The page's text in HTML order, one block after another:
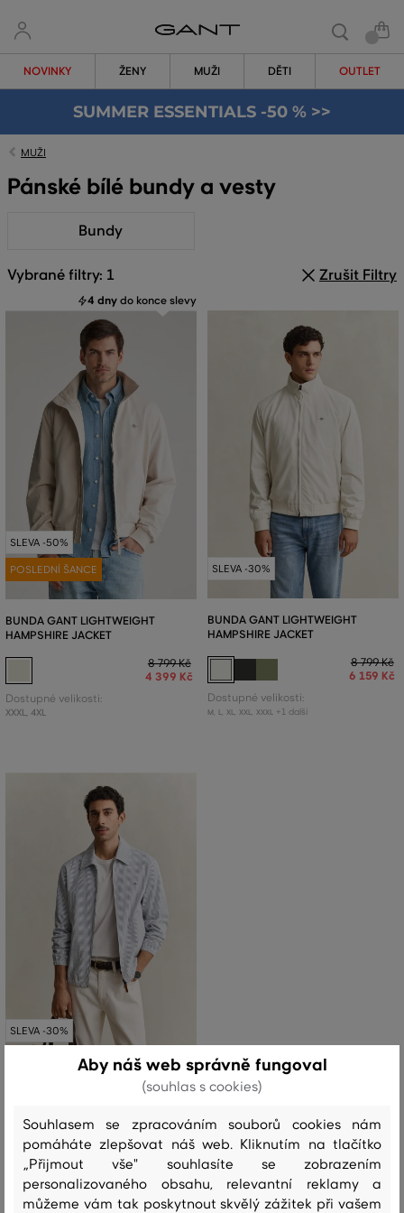
NOVINKY ŽENY MUŽI DĚTI OUTLET
SUMMER ESSENTIALS -50 % >>
MUŽI
Pánské bílé bundy a vesty
Bundy
Vybrané filtry: 1 Zrušit Filtry
4 dny do konce slevy
SLEVA -50%
POSLEDNÍ ŠANCE
BUNDA GANT LIGHTWEIGHT
HAMPSHIRE JACKET
8 799 Kč
4 399 Kč
Dostupné velikosti:
XXXL, 4XL
SLEVA -30%
BUNDA GANT LIGHTWEIGHT
HAMPSHIRE JACKET
8 799 Kč
6 159 Kč
Dostupné velikosti:
M L XL XXL XXXL +1 další
SLEVA -30%
BUNDA GANT SEERSUCKER
7 599 Kč
5 319 Kč
Dostupné velikosti:
XL XXL
Aby náš web správně fungoval
(souhlas s cookies)
Souhlasem se zpracováním souborů cookies nám
pomáháte zlepšovat náš web. Kliknutím na tlačítko
„Přijmout vše" souhlasíte se zobrazením
personalizovaného obsahu, relevantní reklamy a
můžeme vám tak poskytnout skvělý zážitek při vašem